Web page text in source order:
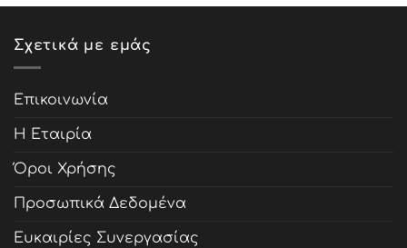
Σχετικά με εμάς
Επικοινωνία
Η Εταιρία
Όροι Χρήσης
Προσωπικά Δεδομένα
Ευκαιρίες Συνεργασίας